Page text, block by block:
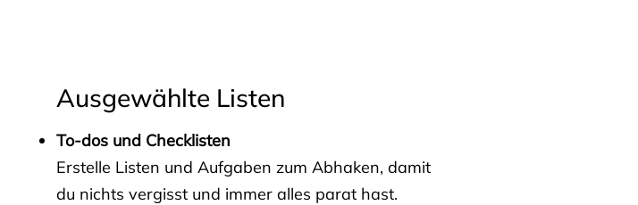
Ausgewählte Listen
To-dos und Checklisten
Erstelle Listen und Aufgaben zum Abhaken, damit
du nichts vergisst und immer alles parat hast.